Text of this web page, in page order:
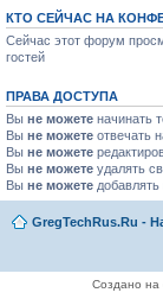
КТО СЕЙЧАС НА
Сейчас этот форум
гостей
ПРАВА ДОСТУПА
Вы не можете начинать
Вы не можете отвечать
Вы не можете
Вы не можете удалять
Вы не можете
GregTechRus.Ru -
Создано на